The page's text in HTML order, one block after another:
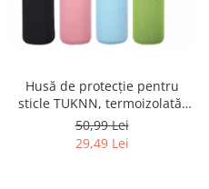
Articole Sanatate si Wellness
Consumabile sanitare
Igiena dentara
Jucarii, Copii & Bebe
Camera copilului
Husă de protecție pentru
sticle TUKNN, termoizolată,
pachet de 4 - RESIGILAT
50,99 Lei
29,49 Lei